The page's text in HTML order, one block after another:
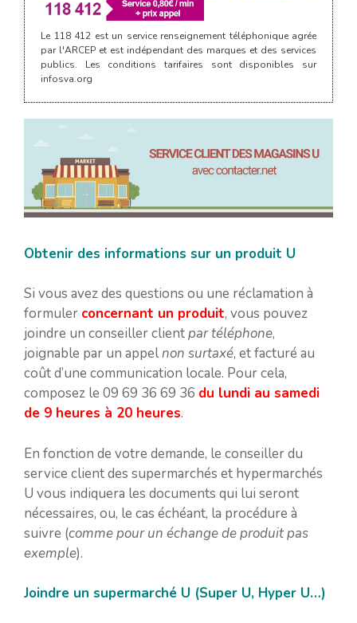
Le 118 412 est un service renseignement téléphonique agrée
par l'ARCEP et est indépendant des marques et des services
publics. Les conditions tarifaires sont disponibles sur
infosva.org
Obtenir des informations sur un produit U
Si vous avez des questions ou une réclamation à
formuler concernant un produit, vous pouvez
joindre un conseiller clientpar téléphone,
joignable par un appelnon surtaxé, et facturé au
coût d’une communication locale. Pour cela,
composez le 09 69 36 69 36 du lundi au samedi
de 9 heures à 20 heures.
En fonction de votre demande, le conseiller du
service client des supermarchés et hypermarchés
U vous indiquera les documents qui lui seront
nécessaires, ou, le cas échéant, la procédure à
suivre (comme pour un échange de produit pas
exemple).
Joindre un supermarché U (Super U, Hyper U…)